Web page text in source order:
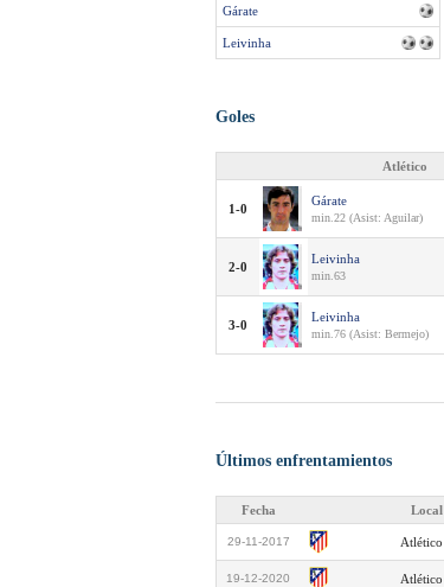
Gárate
Leivinha
Goles
Atlético
1-0
Gárate
min.22 (Asist: Aguilar)
2-0
Leivinha
min.63
3-0
Leivinha
min.76 (Asist: Bermejo)
Últimos enfrentamientos
Fecha Local
29-11-2017 Atlético
19-12-2020 Atlético